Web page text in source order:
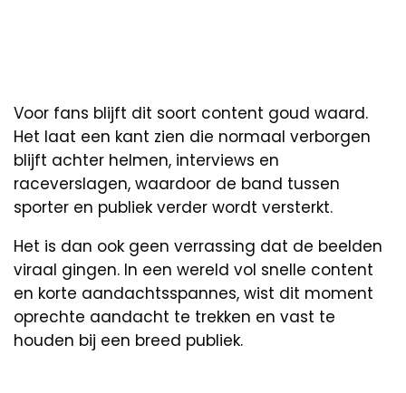
Voor fans blijft dit soort content goud waard.
Het laat een kant zien die normaal verborgen
blijft achter helmen, interviews en
raceverslagen, waardoor de band tussen
sporter en publiek verder wordt versterkt.
Het is dan ook geen verrassing dat de beelden
viraal gingen. In een wereld vol snelle content
en korte aandachtsspannes, wist dit moment
oprechte aandacht te trekken en vast te
houden bij een breed publiek.